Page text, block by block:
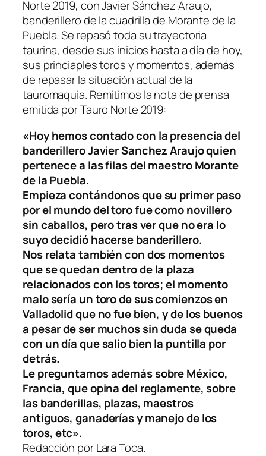
Norte 2019, con Javier Sánchez Araujo,
banderillero de la cuadrilla de Morante de la
Puebla. Se repasó toda su trayectoria
taurina, desde sus inicios hasta a día de hoy,
sus princiaples toros y momentos, además
de repasar la situación actual de la
tauromaquia. Remitimos la nota de prensa
emitida por Tauro Norte 2019:
«Hoy hemos contado con la presencia del
banderillero Javier Sanchez Araujo quien
pertenece a las filas del maestro Morante
de la Puebla.
Empieza contándonos que su primer paso
por el mundo del toro fue como novillero
sin caballos, pero tras ver que no era lo
suyo decidió hacerse banderillero.
Nos relata también con dos momentos
que se quedan dentro de la plaza
relacionados con los toros; el momento
malo sería un toro de sus comienzos en
Valladolid que no fue bien, y de los buenos
a pesar de ser muchos sin duda se queda
con un día que salio bien la puntilla por
detrás.
Le preguntamos además sobre México,
Francia, que opina del reglamente, sobre
las banderillas, plazas, maestros
antiguos, ganaderías y manejo de los
toros, etc».
Redacción por Lara Toca.